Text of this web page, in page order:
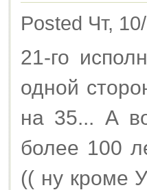
Posted Чт,
21-го
одной
на 35... А
более 100
(( ну кроме